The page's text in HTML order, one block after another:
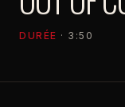
DURÉE · 3:50